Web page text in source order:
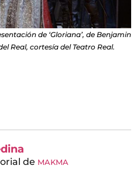
de ‘Gloriana’, de Benjamin
Real, cortesía del Teatro Real.
de MAKMA